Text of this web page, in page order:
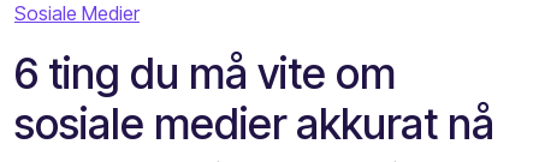
Sosiale Medier
6 ting du må vite om
sosiale medier akkurat nå